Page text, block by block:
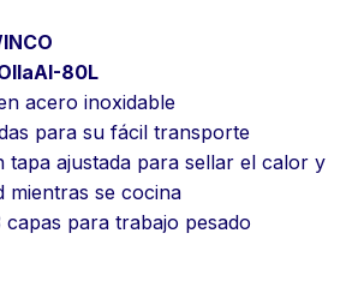
80L
acero inoxidable
para su fácil transporte
tapa ajustada para sellar el calor y
mientras se cocina
capas para trabajo pesado